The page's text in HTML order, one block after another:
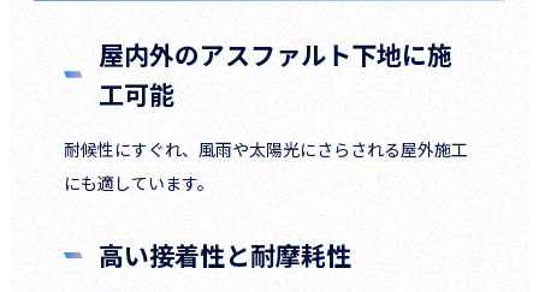
屋内外のアスファルト下地に施
工可能
耐候性にすぐれ、風雨や太陽光にさらされる屋外施工
にも適しています。
高い接着性と耐摩耗性